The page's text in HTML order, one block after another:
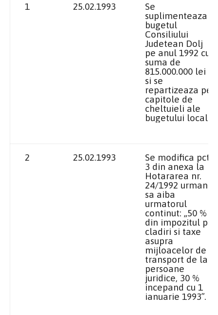
1 25.02.1993
Se
suplimenteaza
bugetul
Consiliului
Judetean Dolj
pe anul 1992 cu
suma de
815.000.000 lei
si se
repartizeaza pe
capitole de
cheltuieli ale
bugetului local.
2 25.02.1993
Se modifica pct
3 din anexa la
Hotararea nr.
24/1992 urmand
sa aiba
urmatorul
continut: „50 %
din impozitul pe
cladiri si taxe
asupra
mijloacelor de
transport de la
persoane
juridice, 30 %
incepand cu 1
ianuarie 1993”.